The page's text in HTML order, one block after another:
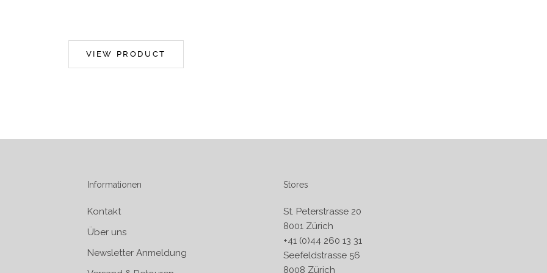
VIEW PRODUCT
Informationen
Kontakt
Über uns
Newsletter Anmeldung
Stores
St. Peterstrasse 20
8001 Zürich
+41 (0)44 260 13 31
Seefeldstrasse 56
8008 Zürich